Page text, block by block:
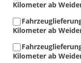
Kilometer ab
Kilometer ab
Kilometer ab